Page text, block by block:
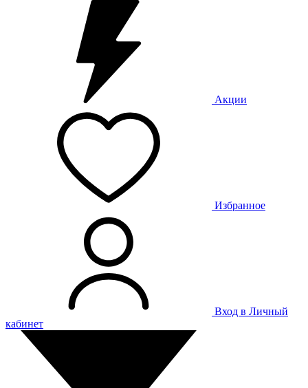
Акции
Избранное
Вход в Личный
кабинет